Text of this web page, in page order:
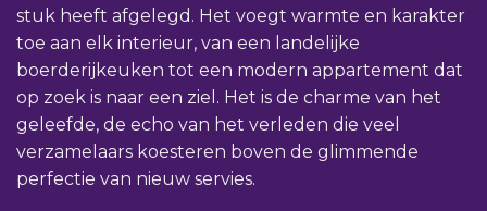
stuk heeft afgelegd. Het voegt warmte en karakter
toe aan elk interieur, van een landelijke
boerderijkeuken tot een modern appartement dat
op zoek is naar een ziel. Het is de charme van het
geleefde, de echo van het verleden die veel
verzamelaars koesteren boven de glimmende
perfectie van nieuw servies.